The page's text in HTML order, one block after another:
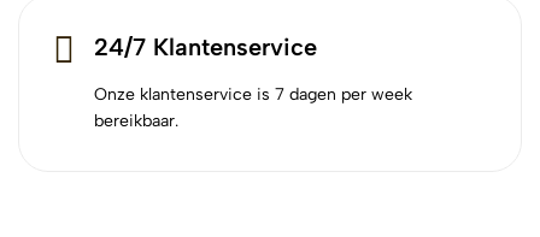
24/7 Klantenservice
Onze klantenservice is 7 dagen per week
bereikbaar.